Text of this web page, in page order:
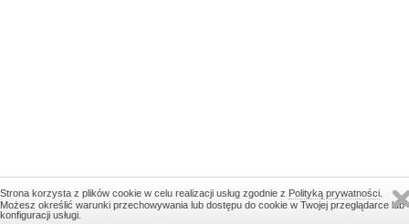
Strona korzysta z plików cookie w celu realizacji usług zgodnie z Polityką prywatności
Możesz określić warunki przechowywania lub dostępu do cookie w Twojej przeglądarce lub
konfiguracji usługi.